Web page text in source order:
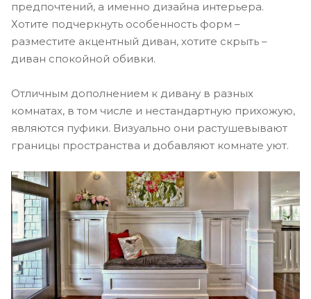
предпочтений, а именно дизайна интерьера.
Хотите подчеркнуть особенность форм –
разместите акцентный диван, хотите скрыть –
диван спокойной обивки.
Отличным дополнением к дивану в разных
комнатах, в том числе и нестандартную прихожую,
являются пуфики. Визуально они растушевывают
границы пространства и добавляют комнате уют.